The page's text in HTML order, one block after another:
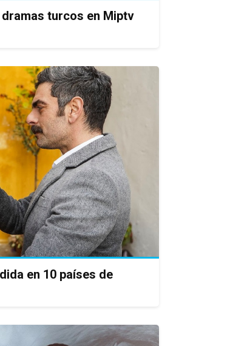
turcos en Miptv
en 10 países de